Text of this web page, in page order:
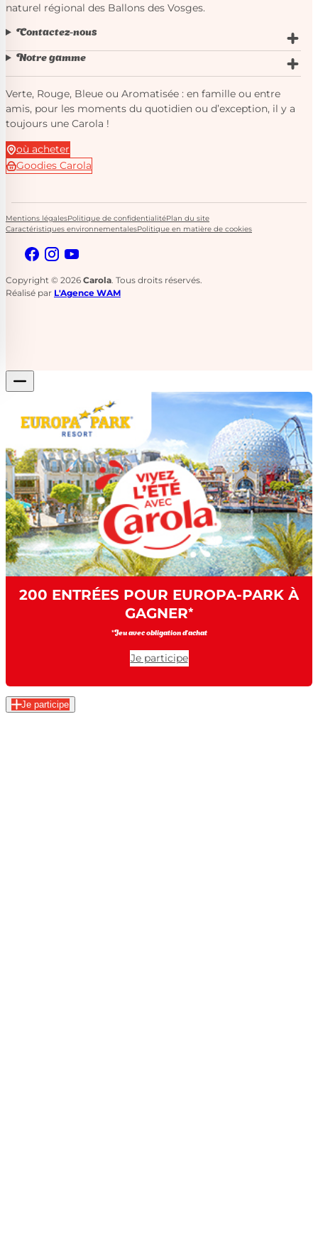
naturel régional des Ballons des Vosges.
Contactez-nous
Notre gamme
Verte, Rouge, Bleue ou Aromatisée : en famille ou entre
amis, pour les moments du quotidien ou d’exception, il y a
toujours une Carola !
où acheter
Goodies Carola
Mentions légalesPolitique de confidentialitéPlan du site
Caractéristiques environnementalesPolitique en matière de cookies
Copyright © 2026 Carola. Tous droits réservés.
Réalisé par L'Agence WAM
200 ENTRÉES POUR EUROPA-PARK À
GAGNER*
*Jeu avec obligation d’achat
Je participe
Je participe